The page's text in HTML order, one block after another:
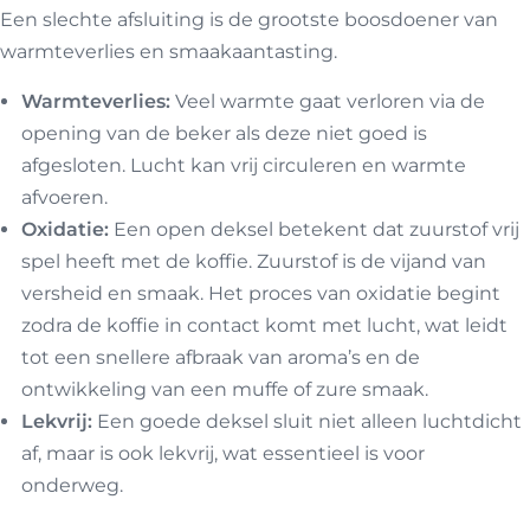
Een slechte afsluiting is de grootste boosdoener van
warmteverlies en smaakaantasting.
Warmteverlies: Veel warmte gaat verloren via de
opening van de beker als deze niet goed is
afgesloten. Lucht kan vrij circuleren en warmte
afvoeren.
Oxidatie: Een open deksel betekent dat zuurstof vrij
spel heeft met de koffie. Zuurstof is de vijand van
versheid en smaak. Het proces van oxidatie begint
zodra de koffie in contact komt met lucht, wat leidt
tot een snellere afbraak van aroma’s en de
ontwikkeling van een muffe of zure smaak.
Lekvrij: Een goede deksel sluit niet alleen luchtdicht
af, maar is ook lekvrij, wat essentieel is voor
onderweg.